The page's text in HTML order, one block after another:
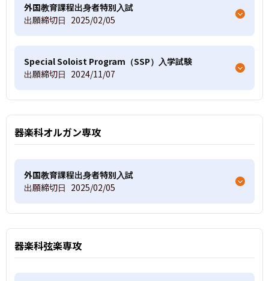
外国教育課程出身者特別入試
出願締切日 2025/02/05
Special Soloist Program（SSP）入学試験
出願締切日 2024/11/07
器楽科オルガン専攻
外国教育課程出身者特別入試
出願締切日 2025/02/05
器楽科弦楽専攻